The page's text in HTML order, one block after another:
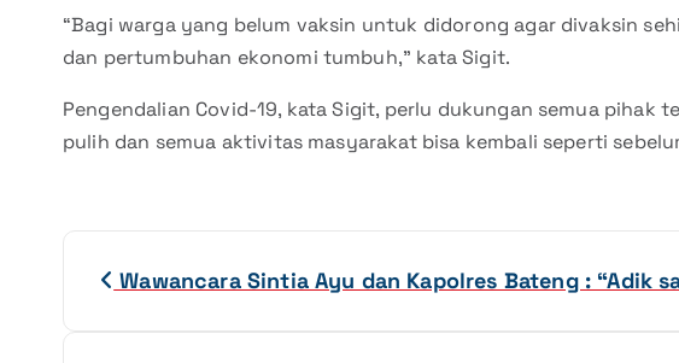
“Bagi warga yang belum vaksin untuk didorong agar divaksin
dan pertumbuhan ekonomi tumbuh,” kata Sigit.
Pengendalian Covid-19, kata Sigit, perlu dukungan semua pihak
pulih dan semua aktivitas masyarakat bisa kembali seperti
Wawancara Sintia Ayu dan Kapolres Bateng : “Adik